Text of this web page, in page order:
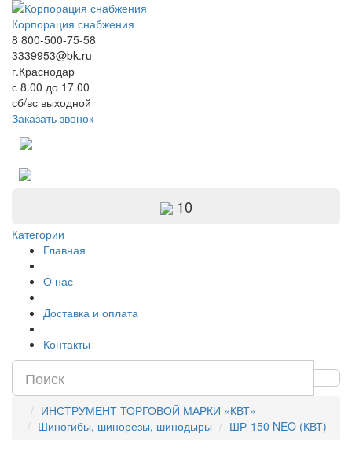
Корпорация снабжения
8 800-500-75-58
3339953@bk.ru
г.Краснодар
с 8.00 до 17.00
сб/вс выходной
Заказать звонок
10
Категории
Главная
О нас
Доставка и оплата
Контакты
ИНСТРУМЕНТ ТОРГОВОЙ МАРКИ «КВТ»
Шиногибы, шинорезы, шинодыры
ШР-150 NEO (КВТ)